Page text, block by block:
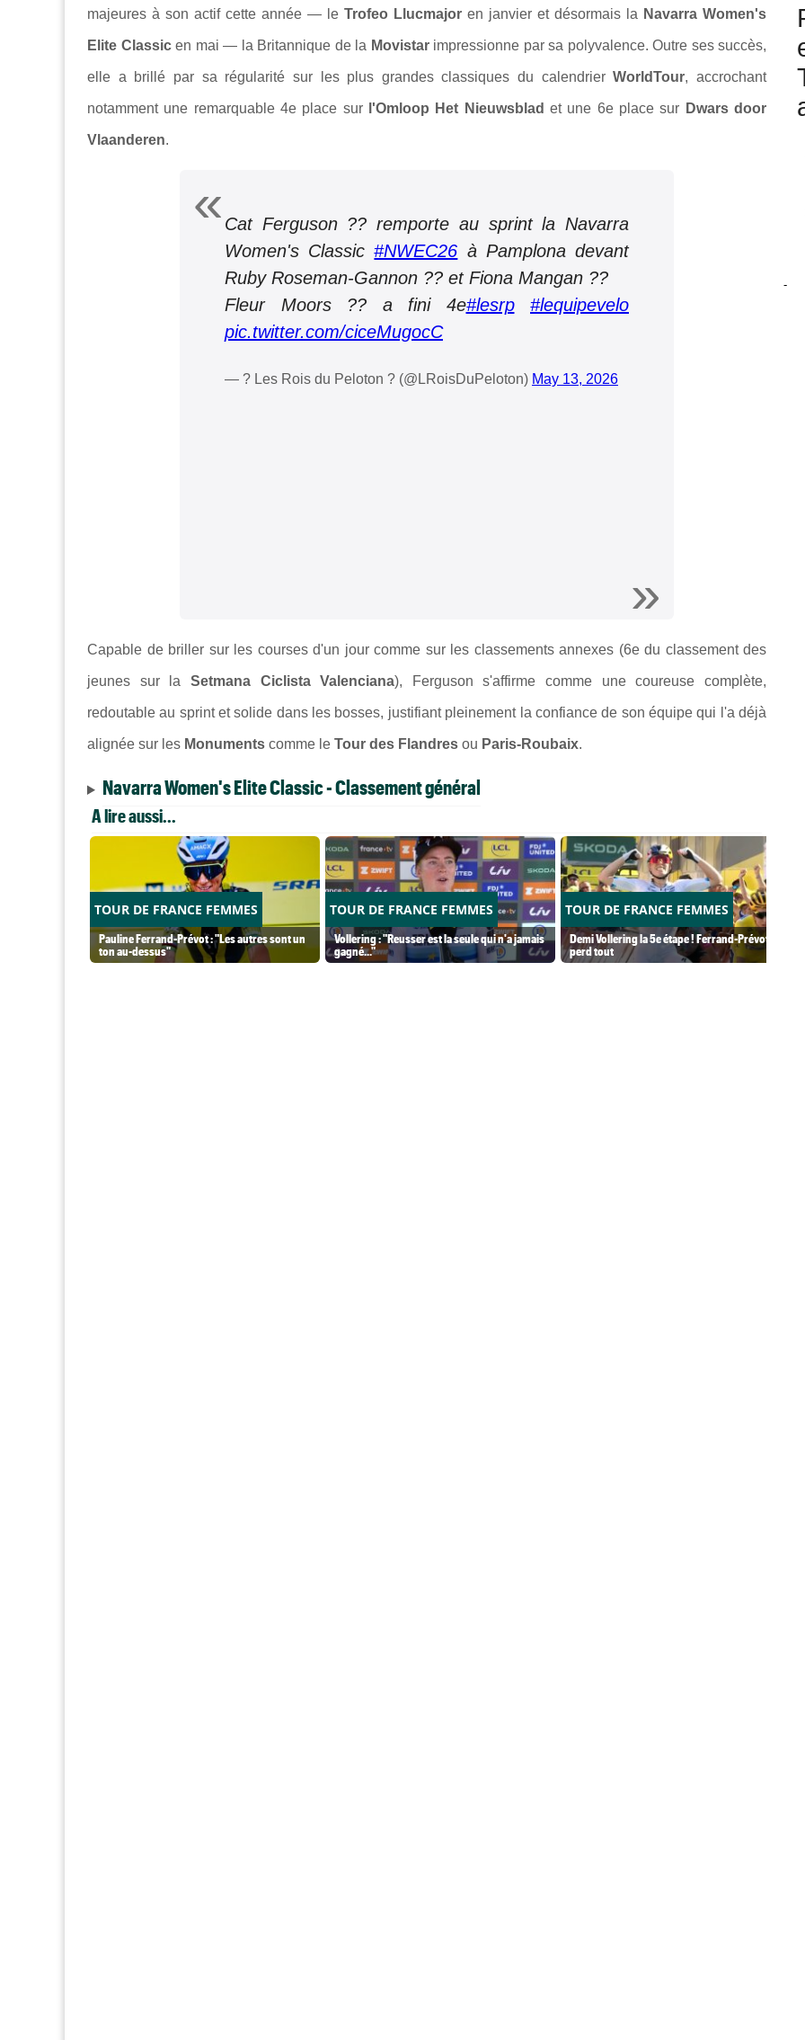
majeures à son actif cette année — le Trofeo Llucmajor en janvier et désormais la Navarra Women's
Elite Classicen mai — la Britannique de la Movistar impressionne par sa polyvalence. Outre ses succès,
elle a brillé par sa régularité sur les plus grandes classiques du calendrierWorldTour, accrochant
notamment une remarquable 4e place sur l'Omloop Het Nieuwsblad et une 6e place sur Dwars door
Vlaanderen.
Cat Ferguson ?? remporte au sprint la Navarra
Women's Classic#NWEC26 à Pamplona devant
Ruby Roseman-Gannon ?? et Fiona Mangan ??
Fleur Moors ?? a fini 4e#lesrp
#lequipevelo
pic.twitter.com/ciceMugocC
— ? Les Rois du Peloton ? (@LRoisDuPeloton) May 13, 2026
Capable de briller sur les courses d'un jour comme sur les classements annexes (6e du classement des
jeunes sur la Setmana Ciclista Valenciana), Ferguson s'affirme comme une coureuse complète,
redoutable au sprint et solide dans les bosses, justifiant pleinement la confiance de son équipe qui l'a déjà
alignée sur les Monuments comme le Tour des Flandres ou Paris-Roubaix.
Navarra Women's Elite Classic - Classement général
A lire aussi...
TOUR DE FRANCE FEMMES
Pauline Ferrand-Prévot : "Les autres sont un
ton au-dessus"
TOUR DE FRANCE FEMMES
Vollering : "Reusser est la seule qui n'a jamais
gagné..."
TOUR DE FRANCE FEMMES
Demi Vollering la 5e étape ! Ferrand-Prévot
perd tout
-